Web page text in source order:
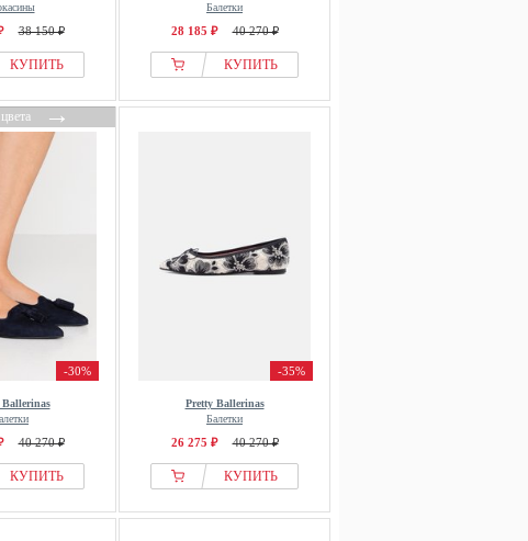
38 150 ₽
КУПИТЬ
Балетки
28 185 ₽ 40 270 ₽
КУПИТЬ
→
-30%
Ballerinas
40 270 ₽
КУПИТЬ
-35%
Pretty Ballerinas
Балетки
26 275 ₽ 40 270 ₽
КУПИТЬ